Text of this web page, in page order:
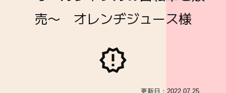
売〜 オレンヂジュース様
更新日： 2022.07.25